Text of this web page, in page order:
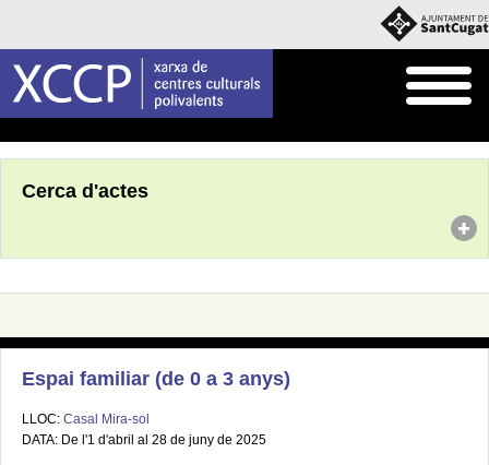
Cerca d'actes
Espai familiar (de 0 a 3 anys)
LLOC: Casal Mira-sol
DATA: De l'1 d'abril al 28 de juny de 2025